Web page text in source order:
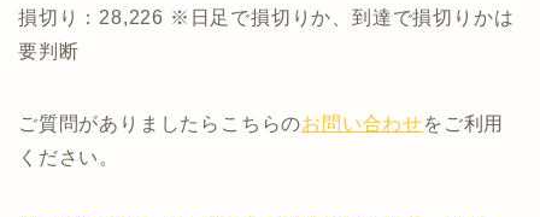
損切り：28,226 ※日足で損切りか、到達で損切りかは
要判断
ご質問がありましたらこちらのお問い合わせをご利用
ください。